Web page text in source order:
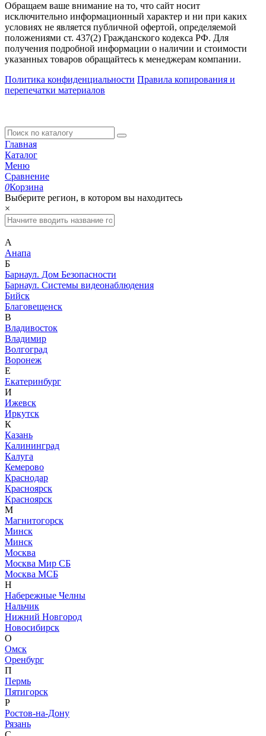
Обращаем ваше внимание на то, что сайт носит
исключительно информационный характер и ни при каких
условиях не является публичной офертой, определяемой
положениями ст. 437(2) Гражданского кодекса РФ. Для
получения подробной информации о наличии и стоимости
указанных товаров обращайтесь к менеджерам компании.
Политика конфиденциальности Правила копирования и
перепечатки материалов
Главная
Каталог
Меню
Сравнение
0Корзина
Выберите регион, в котором вы находитесь
×
А
Анапа
Б
Барнаул. Дом Безопасности
Барнаул. Системы видеонаблюдения
Бийск
Благовещенск
В
Владивосток
Владимир
Волгоград
Воронеж
Е
Екатеринбург
И
Ижевск
Иркутск
К
Казань
Калининград
Калуга
Кемерово
Краснодар
Красноярск
Красноярск
М
Магнитогорск
Минск
Минск
Москва
Москва Мир СБ
Москва МСБ
Н
Набережные Челны
Нальчик
Нижний Новгород
Новосибирск
О
Омск
Оренбург
П
Пермь
Пятигорск
Р
Ростов-на-Дону
Рязань